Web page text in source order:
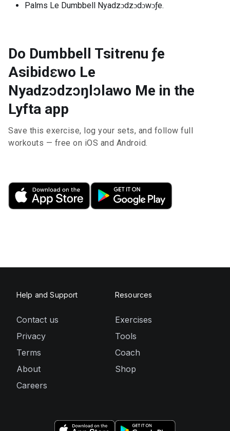
Palms Le Dumbbell Nyadzɔdzɔdɔwɔƒe.
Do Dumbbell Tsitrenu ƒe
Asibidɛwo Le
Nyadzɔdzɔŋlɔlawo Me in the
Lyfta app
Save this exercise, log your sets, and follow full
workouts — free on iOS and Android.
Help and Support
Contact us
Privacy
Terms
About
Careers
Resources
Exercises
Tools
Coach
Shop